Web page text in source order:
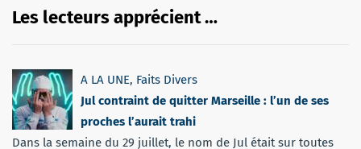
Les lecteurs apprécient …
A LA UNE, Faits Divers
Jul contraint de quitter Marseille : l’un de ses
proches l’aurait trahi
Dans la semaine du 29 juillet, le nom de Jul était sur toutes